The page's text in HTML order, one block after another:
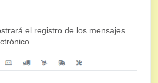
el registro de los mensajes